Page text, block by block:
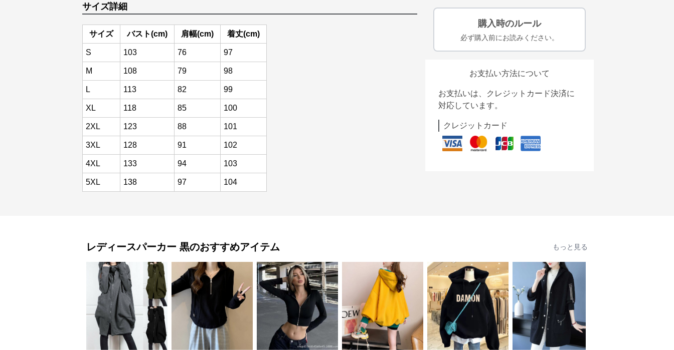
サイズ詳細
サイズ バスト(cm) 肩幅(cm) 着丈(cm)
S 103 76 97
M 108 79 98
L 113 82 99
XL 118 85 100
2XL 123 88 101
3XL 128 91 102
4XL 133 94 103
5XL 138 97 104
購入時のルール
必ず購入前にお読みください。
お支払い方法について
お支払いは、クレジットカード決済に
対応しています。
クレジットカード
レディースパーカー 黒のおすすめアイテム もっと見る